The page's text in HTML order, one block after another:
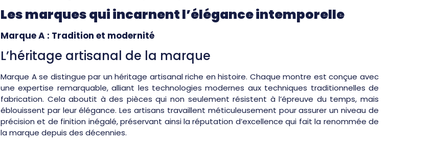
Les marques qui incarnent l’élégance intemporelle
Marque A : Tradition et modernité
L’héritage artisanal de la marque
Marque A se distingue par un héritage artisanal riche en histoire. Chaque montre est conçue avec
une expertise remarquable, alliant les technologies modernes aux techniques traditionnelles de
fabrication. Cela aboutit à des pièces qui non seulement résistent à l’épreuve du temps, mais
éblouissent par leur élégance. Les artisans travaillent méticuleusement pour assurer un niveau de
précision et de finition inégalé, préservant ainsi la réputation d’excellence qui fait la renommée de
la marque depuis des décennies.